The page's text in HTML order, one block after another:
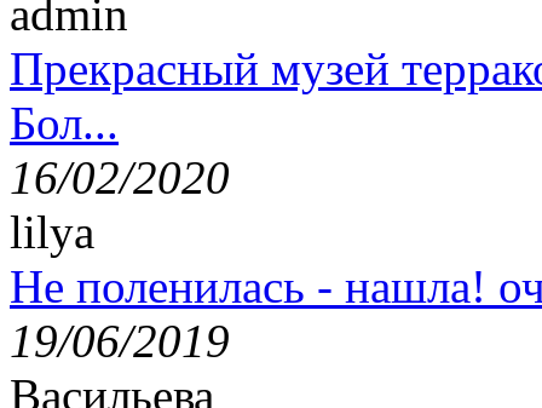
admin
Прекрасный музей
Бол...
16/02/2020
lilya
Не поленилась - нашла!
19/06/2019
Васильева